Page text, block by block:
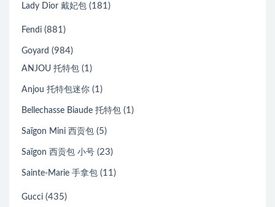
Lady Dior 戴妃包 (181)
Fendi (881)
Goyard (984)
ANJOU 托特包 (1)
Anjou 托特包迷你 (1)
Bellechasse Biaude 托特包 (1)
Saïgon Mini 西贡包 (5)
Saïgon 西贡包 小号 (23)
Sainte-Marie 手拿包 (11)
Gucci (435)